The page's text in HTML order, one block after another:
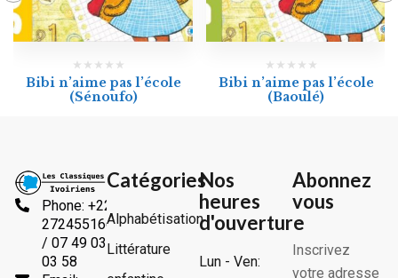
Bibi n’aime pas l’école
(Sénoufo)
Bibi n’aime pas l’école
(Baoulé)
Phone: +225
2724551666
/ 07 49 03
03 58
Catégories
Alphabétisation
Littérature
Nos
heures
d'ouverture
Lun - Ven:
Abonnez
vous
Inscrivez
votre adresse